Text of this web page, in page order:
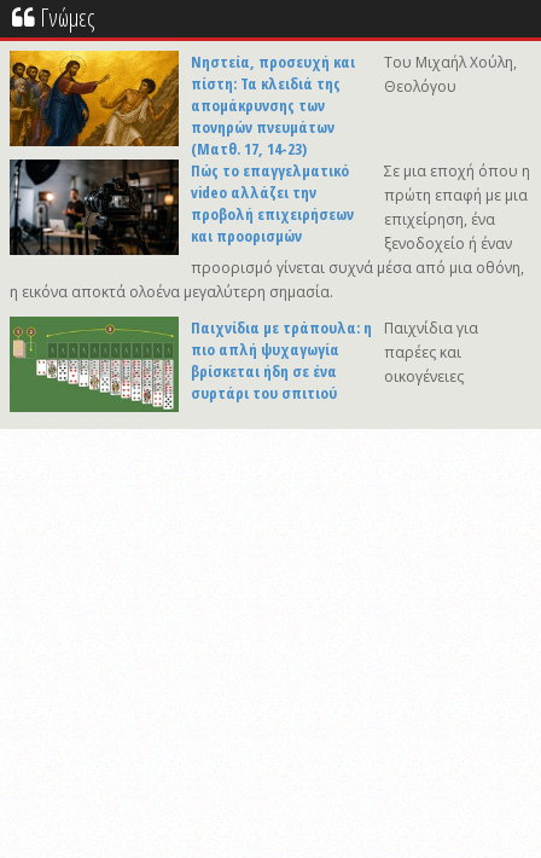
Γνώμες
Νηστεία, προσευχή και
πίστη: Τα κλειδιά της
απομάκρυνσης των
πονηρών πνευμάτων
(Ματθ. 17, 14-23)
Του Μιχαήλ Χούλη,
Θεολόγου
Πώς το επαγγελματικό
video αλλάζει την
προβολή επιχειρήσεων
και προορισμών
Σε μια εποχή όπου η
πρώτη επαφή με μια
επιχείρηση, ένα
ξενοδοχείο ή έναν
προορισμό γίνεται συχνά μέσα από μια οθόνη,
η εικόνα αποκτά ολοένα μεγαλύτερη σημασία.
Παιχνίδια με τράπουλα: η
πιο απλή ψυχαγωγία
βρίσκεται ήδη σε ένα
συρτάρι του σπιτιού
Παιχνίδια για
παρέες και
οικογένειες